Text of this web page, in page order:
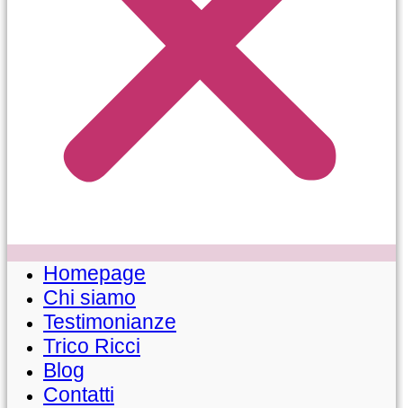
Homepage
Chi siamo
Testimonianze
Trico Ricci
Blog
Contatti